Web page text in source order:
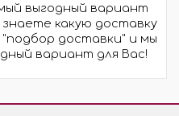
выгодный вариант
знаете какую доставку
доставки" и мы
вариант для Вас!